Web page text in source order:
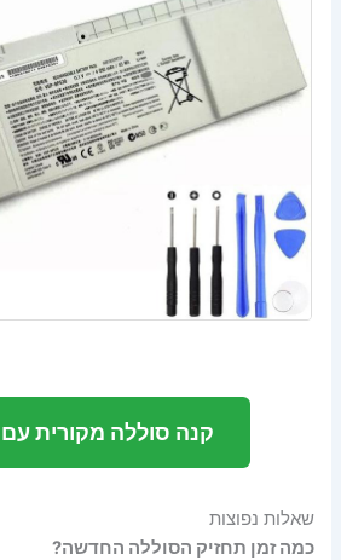
קנה סוללה מקורית
שאלות נפוצות
כמה זמן תחזיק הסוללה החדשה?